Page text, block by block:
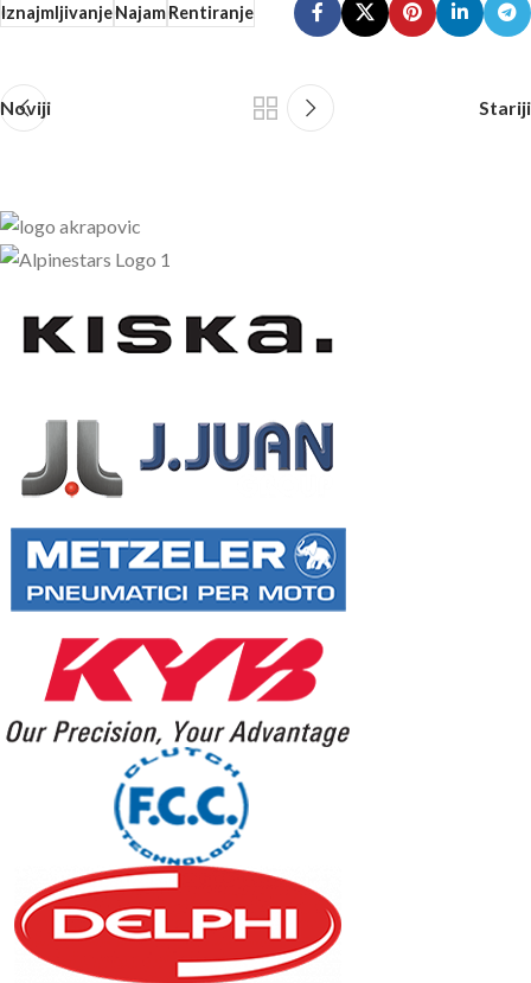
IznajmljivanjeNajamRentiranje
Noviji Stariji